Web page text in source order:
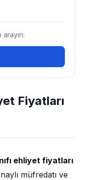
Fiyatları
ehliyet fiyatları
müfredatı ve